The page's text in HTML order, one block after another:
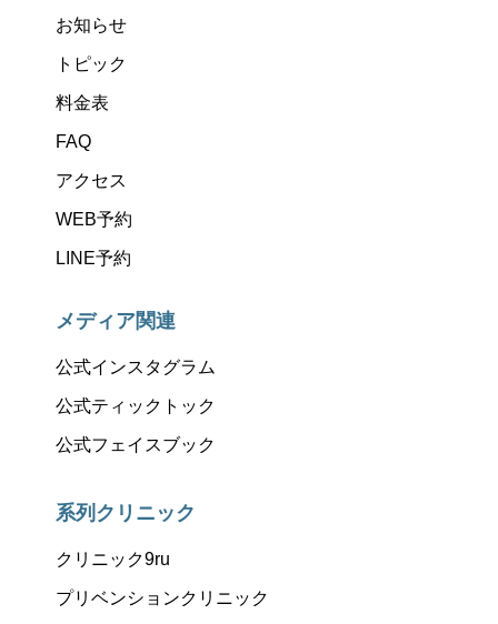
お知らせ
トピック
料金表
FAQ
アクセス
WEB予約
LINE予約
メディア関連
公式インスタグラム
公式ティックトック
公式フェイスブック
系列クリニック
クリニック9ru
プリベンションクリニック